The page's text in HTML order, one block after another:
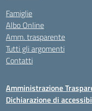
Famiglie
Albo Online
Amm. trasparente
Tutti gli argomenti
Contatti
Amministrazione
Dichiarazione di